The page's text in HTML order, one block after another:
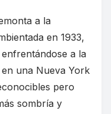
a la
en 1933,
a la
una Nueva York
pero
sombría y